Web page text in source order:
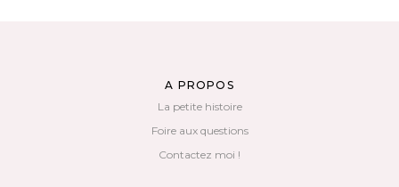
A PROPOS
La petite histoire
Foire aux questions
Contactez moi !